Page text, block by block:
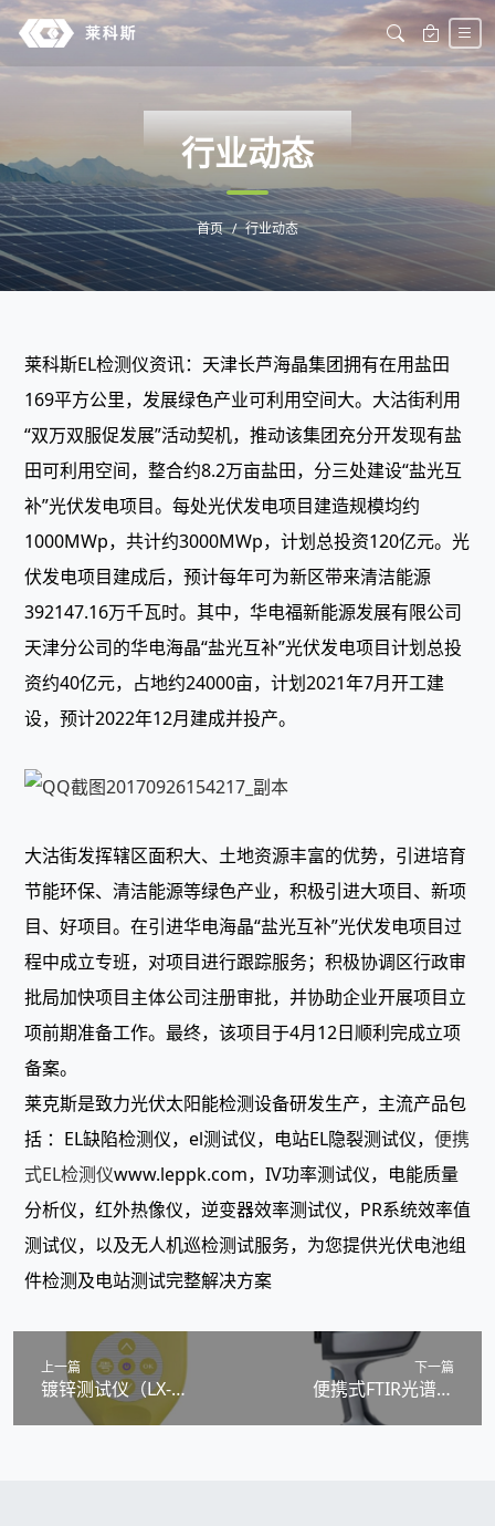
DONGTAI
行业动态
首页 行业动态
莱科斯EL检测仪资讯：天津长芦海晶集团拥有在用盐田
169平方公里，发展绿色产业可利用空间大。大沽街利用
“双万双服促发展”活动契机，推动该集团充分开发现有盐
田可利用空间，整合约8.2万亩盐田，分三处建设“盐光互
补”光伏发电项目。每处光伏发电项目建造规模均约
1000MWp，共计约3000MWp，计划总投资120亿元。光
伏发电项目建成后，预计每年可为新区带来清洁能源
392147.16万千瓦时。其中，华电福新能源发展有限公司
天津分公司的华电海晶“盐光互补”光伏发电项目计划总投
资约40亿元，占地约24000亩，计划2021年7月开工建
设，预计2022年12月建成并投产。
大沽街发挥辖区面积大、土地资源丰富的优势，引进培育
节能环保、清洁能源等绿色产业，积极引进大项目、新项
目、好项目。在引进华电海晶“盐光互补”光伏发电项目过
程中成立专班，对项目进行跟踪服务；积极协调区行政审
批局加快项目主体公司注册审批，并协助企业开展项目立
项前期准备工作。最终，该项目于4月12日顺利完成立项
备案。
莱克斯是致力光伏太阳能检测设备研发生产，主流产品包
括 ：EL缺陷检测仪，el测试仪，电站EL隐裂测试仪， 便携
式EL检测仪www.leppk.com，IV功率测试仪，电能质量
分析仪，红外热像仪，逆变器效率测试仪，PR系统效率值
测试仪，以及无人机巡检测试服务，为您提供光伏电池组
件检测及电站测试完整解决方案
上一篇
镀锌测试仪（LX-
H607）
下一篇
便携式FTIR光谱仪
（LX-H606）